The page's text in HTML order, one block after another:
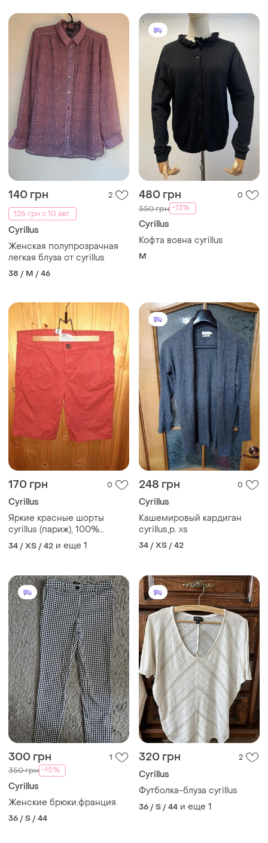
140 грн
2
126 грн с 10 авг.
Cyrillus
Женская полупрозрачная
легкая блуза от cyrillus
38 / M / 46
480 грн 0
550 грн -13%
Cyrillus
Кофта вовна cyrillus
M
170 грн 0
Cyrillus
Яркие красные шорты
cyrillus (париж), 100%
хлопок, размер xs/s (на
рост 164)
34 / XS / 42 и еще 1
248 грн 0
Cyrillus
Кашемировый кардиган
cyrillus,p. xs
34 / XS / 42
300 грн 1
350 грн -15%
Cyrillus
Женские брюки.франция.
36 / S / 44
320 грн 2
Cyrillus
Футболка-блуза cyrillus
36 / S / 44 и еще 1